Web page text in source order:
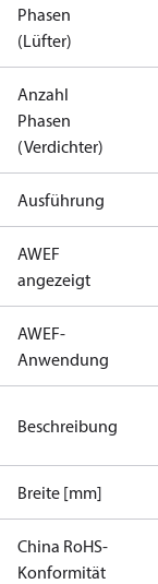
Phasen
(Lüfter)
Anzahl
Phasen
(Verdichter)
Ausführung
AWEF
angezeigt
AWEF-
Anwendung
Beschreibung
Breite [mm]
China RoHS-
Konformität